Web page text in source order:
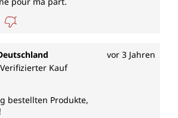
vor 3 Jahren
Bewertung von 5 von 5 Sternen
Verifizierter Kauf
bestellten Produkte,